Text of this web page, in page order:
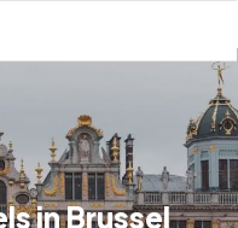
in Brussel